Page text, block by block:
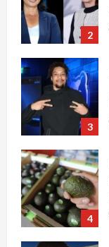
2
3
4